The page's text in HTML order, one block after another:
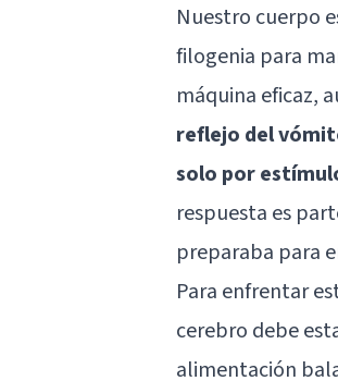
Nuestro cuerpo
filogenia para
máquina eficaz,
reflejo del
solo por
respuesta es
preparaba para
Para enfrentar
cerebro debe
alimentación